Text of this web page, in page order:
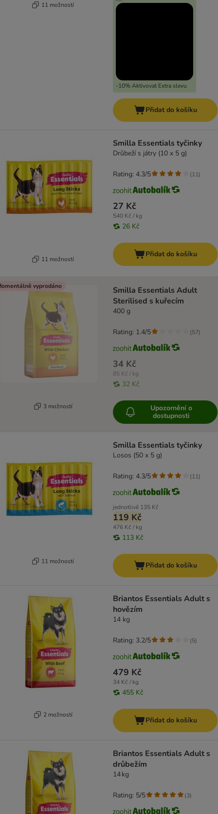
11 možností
-10% Aktivovat Extra slevu
Přidat do košíku
11 možností
Smilla Essentials tyčinky
Drůbeží s játry (10 x 5 g)
27 Kč
540 Kč / kg
26 Kč
Rating: 4.3/5 (11)
Přidat do košíku
vyprodáno
3 možností
Smilla Essentials Adult
Sterilised s kuřecím
400 g
34 Kč
85 Kč / kg
32 Kč
Rating: 1.4/5 (57)
Upozornění o
dostupnosti
11 možností
Smilla Essentials tyčinky
Losos (50 x 5 g)
jednotlivě 135 Kč
119 Kč
476 Kč / kg
113 Kč
Rating: 4.3/5 (11)
Přidat do košíku
2 možností
Briantos Essentials Adult s
hovězím
14 kg
479 Kč
34 Kč / kg
455 Kč
Rating: 3.2/5 (5)
Přidat do košíku
Briantos Essentials Adult s
drůbežím
14 kg
Rating: 5/5 (3)